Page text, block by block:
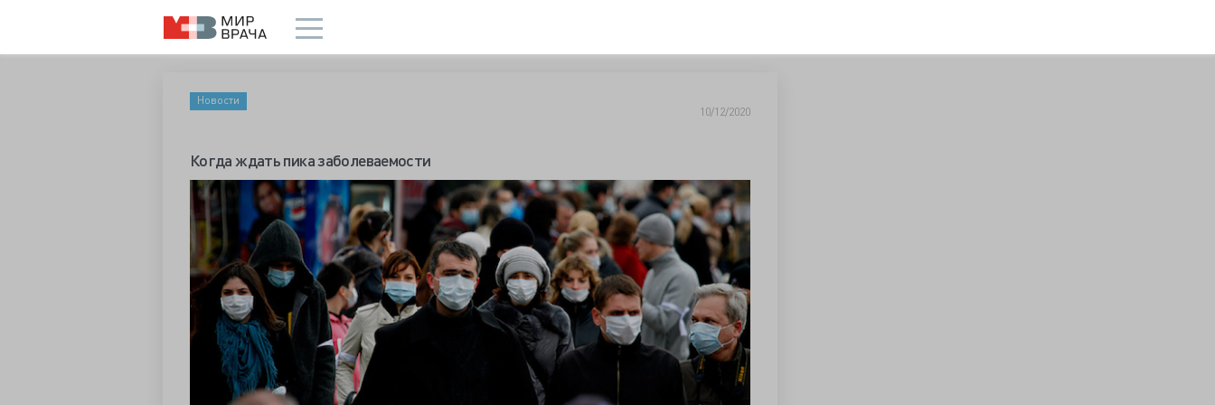
Новости
10/12/2020
Когда ждать пика заболеваемости